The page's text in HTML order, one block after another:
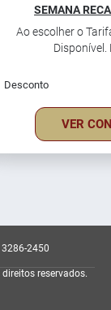
SEMANA
Ao escolher o
Disponível.
Desconto
VER
2450
direitos reservados.